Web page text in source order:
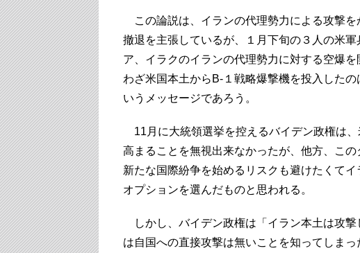
この論説は、イランの代理勢力による攻撃
撤退を主張しているが、１月下旬の３人の米
ア、イラクのイランの代理勢力に対する空爆
わざ米国本土からB-１戦略爆撃機を投入した
いうメッセージであろう。
11月に大統領選挙を控えるバイデン政権は
高まることを無視出来なかったが、他方、こ
新たな国際紛争を始めるリスクも避けたくて
オプションを選んだものと思われる。
しかし、バイデン政権は「イラン本土は攻
は自国への直接攻撃は無いことを知ってしま